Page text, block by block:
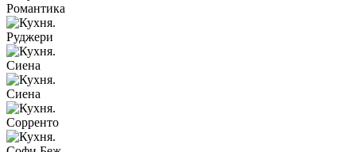
Романтика
Руджери
Сиена
Сиена
Сорренто